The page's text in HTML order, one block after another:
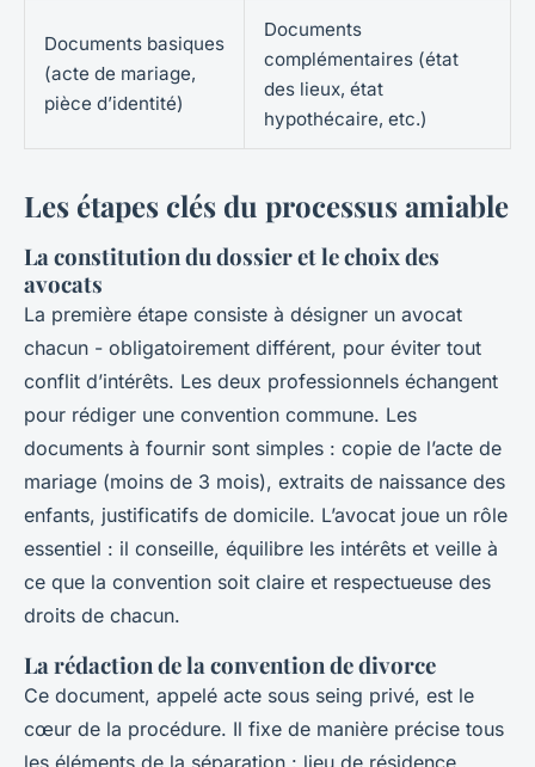
Documents basiques
(acte de mariage,
pièce d’identité)
Documents
complémentaires (état
des lieux, état
hypothécaire, etc.)
Les étapes clés du processus amiable
La constitution du dossier et le choix des
avocats
La première étape consiste à désigner un avocat
chacun - obligatoirement différent, pour éviter tout
conflit d’intérêts. Les deux professionnels échangent
pour rédiger une convention commune. Les
documents à fournir sont simples : copie de l’acte de
mariage (moins de 3 mois), extraits de naissance des
enfants, justificatifs de domicile. L’avocat joue un rôle
essentiel : il conseille, équilibre les intérêts et veille à
ce que la convention soit claire et respectueuse des
droits de chacun.
La rédaction de la convention de divorce
Ce document, appelé acte sous seing privé, est le
cœur de la procédure. Il fixe de manière précise tous